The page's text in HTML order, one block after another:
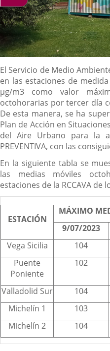
Descripción
El Servicio de Medio
en las estaciones de
µg/m3 como valor
octohorarias por tercer día
De esta manera, se ha
Plan de Acción en
del Aire Urbano para la
PREVENTIVA, con las
En la siguiente tabla se
las medias móviles
estaciones de la RCCAVA de
ESTACIÓN
MÁXIMO
9/07/2023
Vega Sicilia
104
Puente
Poniente
102
Valladolid Sur 104
Michelín 1
103
Michelín 2
104